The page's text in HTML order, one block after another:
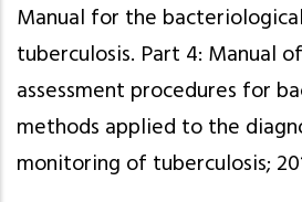
Manual for the
tuberculosis. Part 4: Manual
assessment procedures for
methods applied to the
monitoring of tuberculosis;